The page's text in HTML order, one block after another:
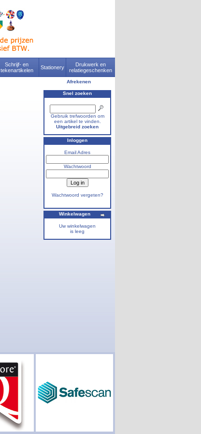
Schrijf- en
tekenartikelen
Stationery
Drukwerk en
relatiegeschenken
Afrekenen
Snel zoeken
Gebruik trefwoorden om
een artikel te vinden.
Uitgebreid zoeken
Inloggen
Email Adres
Wachtwoord
Wachtwoord vergeten?
Winkelwagen
Uw winkelwagen
is leeg